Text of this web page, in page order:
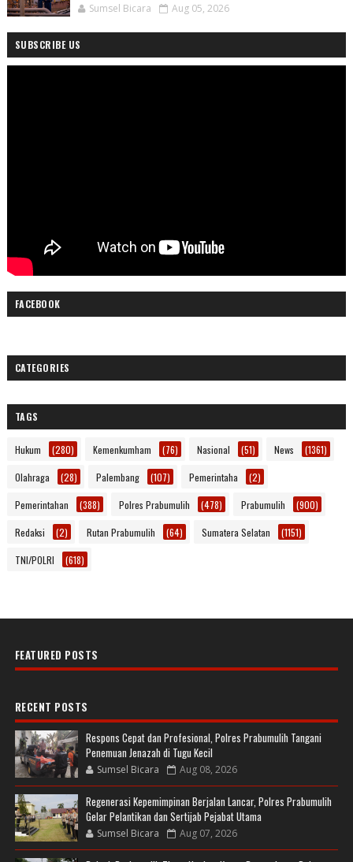
Sumsel Bicara Aug 05, 2026
SUBSCRIBE US
FACEBOOK
CATEGORIES
TAGS
Hukum (280) Kemenkumham (76) Nasional (51) News (1361)
Olahraga (28) Palembang (107) Pemerintaha (2)
Pemerintahan (388) Polres Prabumulih (478) Prabumulih (900)
Redaksi (2) Rutan Prabumulih (64) Sumatera Selatan (1151)
TNI/POLRI (618)
FEATURED POSTS
RECENT POSTS
Respons Cepat dan Profesional, Polres Prabumulih Tangani
Penemuan Jenazah di Tugu Kecil
Sumsel Bicara Aug 08, 2026
Regenerasi Kepemimpinan Berjalan Lancar, Polres Prabumulih
Gelar Pelantikan dan Sertijab Pejabat Utama
Sumsel Bicara Aug 07, 2026